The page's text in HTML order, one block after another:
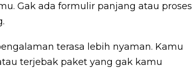
Gak ada formulir panjang atau proses
terasa lebih nyaman. Kamu
terjebak paket yang gak kamu